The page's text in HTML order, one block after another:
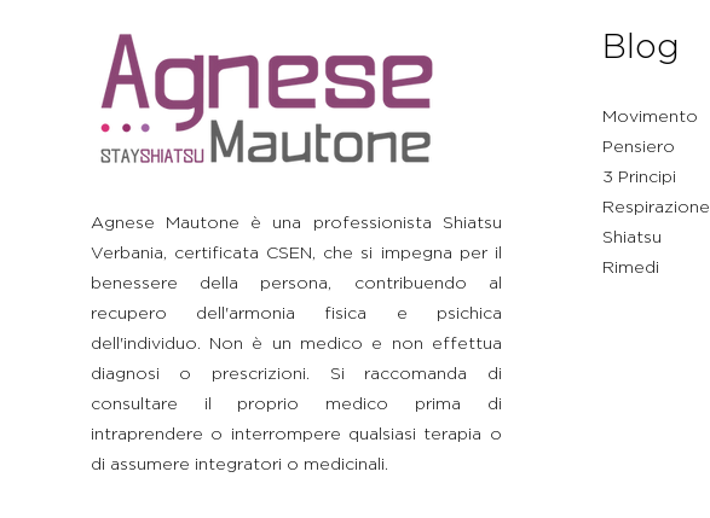
Agnese Mautone è una professionista Shiatsu
Verbania, certificata CSEN, che si impegna per il
benessere della persona, contribuendo al
recupero dell'armonia fisica e psichica
dell'individuo. Non è un medico e non effettua
diagnosi o prescrizioni. Si raccomanda di
consultare il proprio medico prima di
intraprendere o interrompere qualsiasi terapia o
di assumere integratori o medicinali.
Blog
Movimento
Pensiero
3 Principi
Respirazione
Shiatsu
Rimedi